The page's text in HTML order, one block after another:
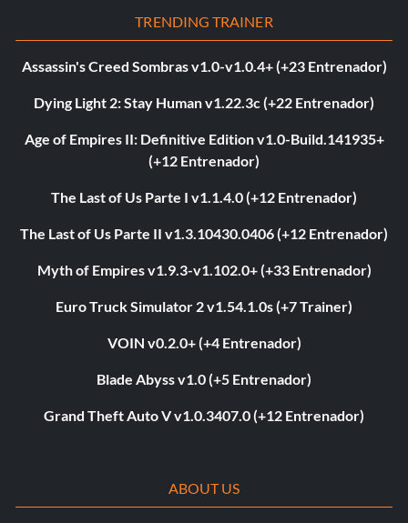
TRENDING TRAINER
Assassin's Creed Sombras v1.0-v1.0.4+ (+23 Entrenador)
Dying Light 2: Stay Human v1.22.3c (+22 Entrenador)
Age of Empires II: Definitive Edition v1.0-Build.141935+
(+12 Entrenador)
The Last of Us Parte I v1.1.4.0 (+12 Entrenador)
The Last of Us Parte II v1.3.10430.0406 (+12 Entrenador)
Myth of Empires v1.9.3-v1.102.0+ (+33 Entrenador)
Euro Truck Simulator 2 v1.54.1.0s (+7 Trainer)
VOIN v0.2.0+ (+4 Entrenador)
Blade Abyss v1.0 (+5 Entrenador)
Grand Theft Auto V v1.0.3407.0 (+12 Entrenador)
ABOUT US